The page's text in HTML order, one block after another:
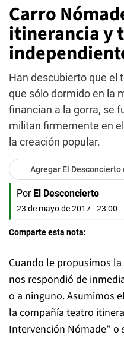
Carro
itinerancia y
Han descubierto que el
que sólo dormido en la
financian a la gorra, se
militan firmemente en
la creación popular.
Agregar El Desconcierto
Por El Desconcierto
23 de mayo de 2017 - 23:00
Comparte esta nota:
Cuando le propusimos
nos respondió de
o a ninguno. Asumimos
la compañía teatro
Intervención Nómade”